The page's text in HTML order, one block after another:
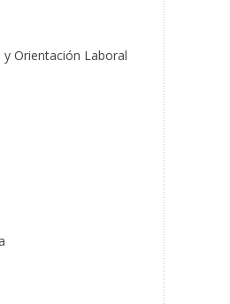
y Orientación Laboral